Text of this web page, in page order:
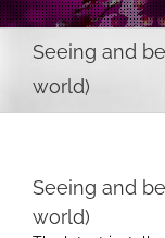
Seeing and
world)
Seeing and
world)